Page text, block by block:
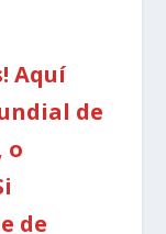
Aquí
de
o
de